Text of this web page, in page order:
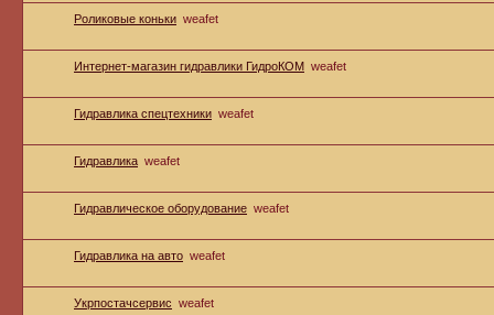
Роликовые коньки weafet
Интернет-магазин гидравлики ГидроКОМ weafet
Гидравлика спецтехники weafet
Гидравлика weafet
Гидравлическое оборудование weafet
Гидравлика на авто weafet
Укрпостачсервис weafet